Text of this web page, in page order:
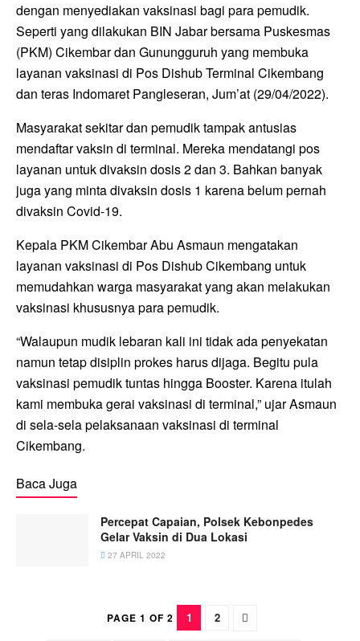
dengan menyediakan vaksinasi bagi para pemudik.
Seperti yang dilakukan BIN Jabar bersama Puskesmas
(PKM) Cikembar dan Gunungguruh yang membuka
layanan vaksinasi di Pos Dishub Terminal Cikembang
dan teras Indomaret Pangleseran, Jum’at (29/04/2022).
Masyarakat sekitar dan pemudik tampak antusias
mendaftar vaksin di terminal. Mereka mendatangi pos
layanan untuk divaksin dosis 2 dan 3. Bahkan banyak
juga yang minta divaksin dosis 1 karena belum pernah
divaksin Covid-19.
Kepala PKM Cikembar Abu Asmaun mengatakan
layanan vaksinasi di Pos Dishub Cikembang untuk
memudahkan warga masyarakat yang akan melakukan
vaksinasi khususnya para pemudik.
“Walaupun mudik lebaran kali ini tidak ada penyekatan
namun tetap disiplin prokes harus dijaga. Begitu pula
vaksinasi pemudik tuntas hingga Booster. Karena itulah
kami membuka gerai vaksinasi di terminal,” ujar Asmaun
di sela-sela pelaksanaan vaksinasi di terminal
Cikembang.
Baca Juga
Percepat Capaian, Polsek Kebonpedes
Gelar Vaksin di Dua Lokasi
27 APRIL 2022
PAGE 1 OF 2 1 2